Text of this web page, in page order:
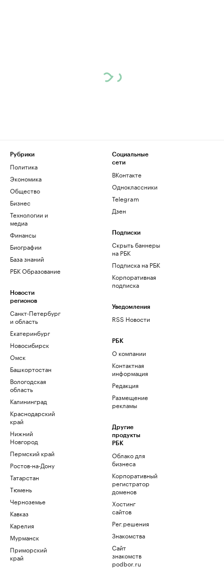
Рубрики
Политика
Экономика
Общество
Бизнес
Технологии и
медиа
Финансы
Биографии
База знаний
РБК Образование
Новости
регионов
Санкт-Петербург
и область
Екатеринбург
Новосибирск
Омск
Башкортостан
Вологодская
область
Калининград
Краснодарский
край
Нижний
Новгород
Пермский край
Ростов-на-Дону
Татарстан
Тюмень
Черноземье
Кавказ
Карелия
Мурманск
Приморский
край
Социальные
сети
ВКонтакте
Одноклассники
Telegram
Дзен
Подписки
Скрыть баннеры
на РБК
Подписка на РБК
Корпоративная
подписка
Уведомления
RSS Новости
РБК
О компании
Контактная
информация
Редакция
Размещение
рекламы
Другие
продукты
РБК
Облако для
бизнеса
Корпоративный
регистратор
доменов
Хостинг
сайтов
Рег.решения
Знакомства
Сайт
знакомств
podbor.ru